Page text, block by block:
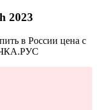
2023
в России цена с